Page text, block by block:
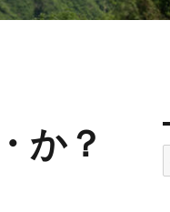
か？